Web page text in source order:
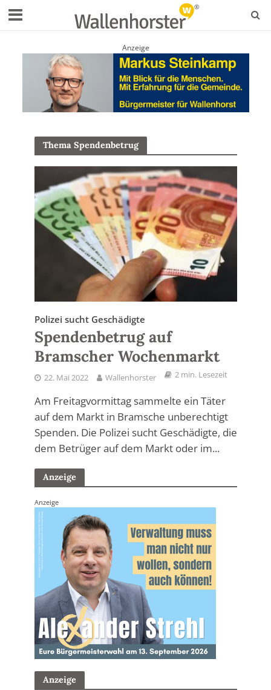
Anzeige
Thema Spendenbetrug
Polizei sucht Geschädigte
Spendenbetrug auf
Bramscher Wochenmarkt
22. Mai 2022 Wallenhorster 2 min. Lesezeit
Am Freitagvormittag sammelte ein Täter
auf dem Markt in Bramsche unberechtigt
Spenden. Die Polizei sucht Geschädigte, die
dem Betrüger auf dem Markt oder im...
Anzeige
Anzeige
Anzeige